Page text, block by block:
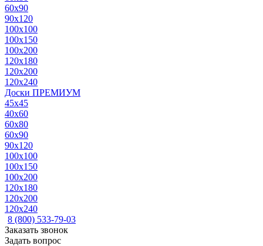
60x90
90x120
100x100
100x150
100x200
120x180
120x200
120x240
Доски ПРЕМИУМ
45x45
40x60
60x80
60x90
90x120
100x100
100x150
100x200
120x180
120x200
120x240
8 (800) 533-79-03
Заказать звонок
Задать вопрос